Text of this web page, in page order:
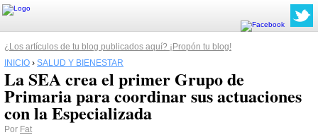
¿Los artículos de tu blog publicados aquí? ¡Propón tu blog!
INICIO › SALUD Y BIENESTAR
La SEA crea el primer Grupo de
Primaria para coordinar sus actuaciones
con la Especializada
Por Fat